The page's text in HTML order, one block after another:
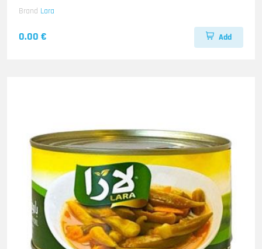
Brand Lara
0.00 € Add